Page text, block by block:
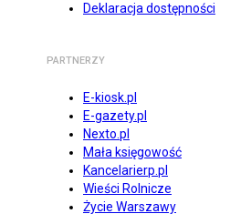
Deklaracja dostępności
PARTNERZY
E-kiosk.pl
E-gazety.pl
Nexto.pl
Mała księgowość
Kancelarierp.pl
Wieści Rolnicze
Życie Warszawy